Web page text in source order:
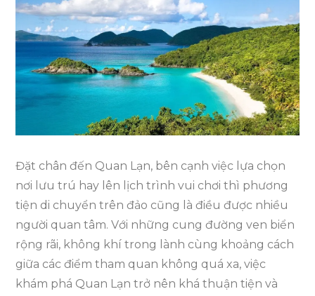
Tham
Quan
Tại
Đảo
Quan
Lạn
Bằng
Tiện
Gì?
Đặt chân đến Quan Lạn, bên cạnh việc lựa chọn
nơi lưu trú hay lên lịch trình vui chơi thì phương
tiện di chuyển trên đảo cũng là điều được nhiều
người quan tâm. Với những cung đường ven biển
rộng rãi, không khí trong lành cùng khoảng cách
giữa các điểm tham quan không quá xa, việc
khám phá Quan Lạn trở nên khá thuận tiện và